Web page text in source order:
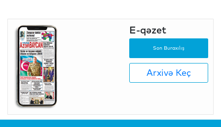
E-qəzet
Son Buraxılış
Arxivə Keç